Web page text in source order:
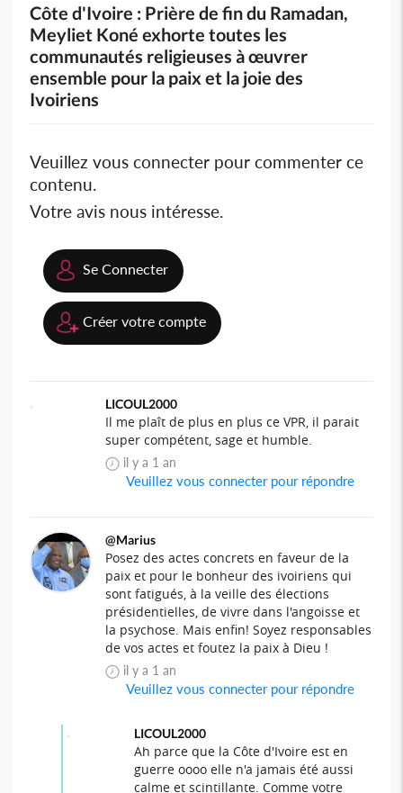
Côte d'Ivoire : Prière de fin du Ramadan,
Meyliet Koné exhorte toutes les
communautés religieuses à œuvrer
ensemble pour la paix et la joie des
Ivoiriens
Veuillez vous connecter pour commenter ce
contenu.
Votre avis nous intéresse.
Se Connecter
Créer votre compte
LICOUL2000
Il me plaît de plus en plus ce VPR, il parait
super compétent, sage et humble.
il y a 1 an
Veuillez vous connecter pour répondre
@Marius
Posez des actes concrets en faveur de la
paix et pour le bonheur des ivoiriens qui
sont fatigués, à la veille des élections
présidentielles, de vivre dans l'angoisse et
la psychose. Mais enfin! Soyez responsables
de vos actes et foutez la paix à Dieu !
il y a 1 an
Veuillez vous connecter pour répondre
LICOUL2000
Ah parce que la Côte d'Ivoire est en
guerre oooo elle n'a jamais été aussi
calme et scintillante. Comme votre